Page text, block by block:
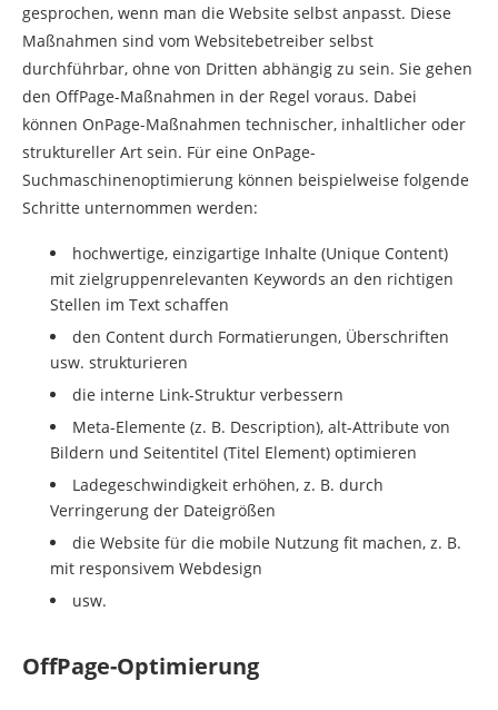
gesprochen, wenn man die Website selbst anpasst. Diese
Maßnahmen sind vom Websitebetreiber selbst
durchführbar, ohne von Dritten abhängig zu sein. Sie gehen
den OffPage-Maßnahmen in der Regel voraus. Dabei
können OnPage-Maßnahmen technischer, inhaltlicher oder
struktureller Art sein. Für eine OnPage-
Suchmaschinenoptimierung können beispielweise folgende
Schritte unternommen werden:
hochwertige, einzigartige Inhalte (Unique Content)
mit zielgruppenrelevanten Keywords an den richtigen
Stellen im Text schaffen
den Content durch Formatierungen, Überschriften
usw. strukturieren
die interne Link-Struktur verbessern
Meta-Elemente (z. B. Description), alt-Attribute von
Bildern und Seitentitel (Titel Element) optimieren
Ladegeschwindigkeit erhöhen, z. B. durch
Verringerung der Dateigrößen
die Website für die mobile Nutzung fit machen, z. B.
mit responsivem Webdesign
usw.
OffPage-Optimierung